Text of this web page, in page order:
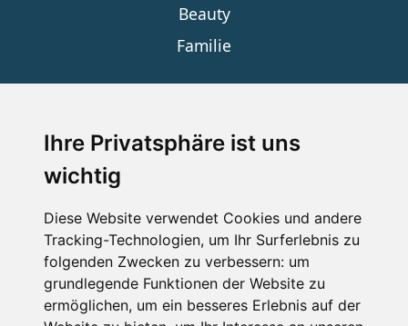
Ihre Privatsphäre ist uns
wichtig
Diese Website verwendet Cookies und andere
Tracking-Technologien, um Ihr Surferlebnis zu
folgenden Zwecken zu verbessern: um
grundlegende Funktionen der Website zu
ermöglichen, um ein besseres Erlebnis auf der
Beauty
Familie
SERVICE
Datenschutz
Nutzungsbedingungen
Kontakt